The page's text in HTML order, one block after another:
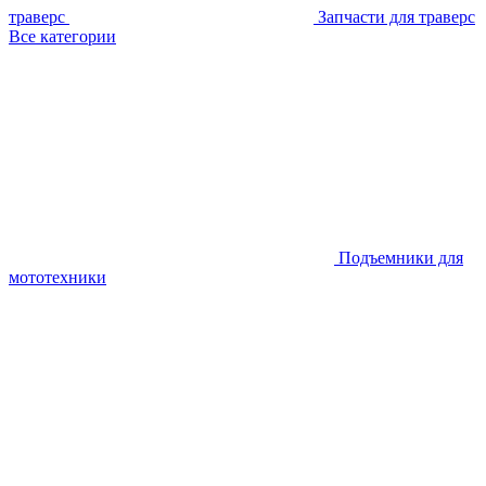
траверс
Запчасти для траверс
Все категории
Подъемники для
мототехники